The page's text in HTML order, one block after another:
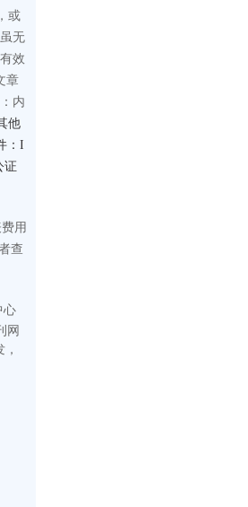
或
无
效
章
内
他
：I
证
用
查
心
网